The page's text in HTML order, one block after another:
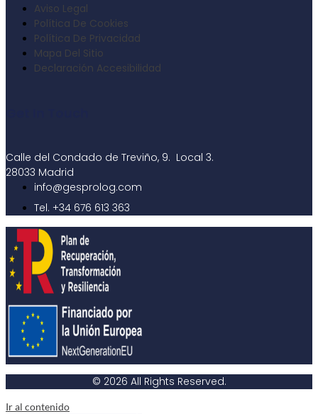
Aviso Legal
Política De Cookies
Política De Privacidad
Mapa Del Sitio
Declaración Accesibilidad
Calle del Condado de Treviño, 9. Local 3.
28033 Madrid
info@gesprolog.com
Tel. +34 676 613 363
© 2026 All Rights Reserved.
Ir al contenido